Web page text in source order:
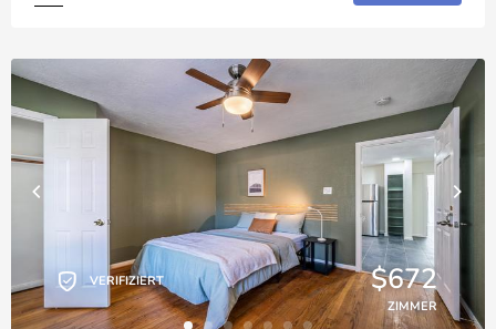
VERIFIZIERT $672
ZIMMER